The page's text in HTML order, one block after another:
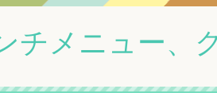
チメニュー、